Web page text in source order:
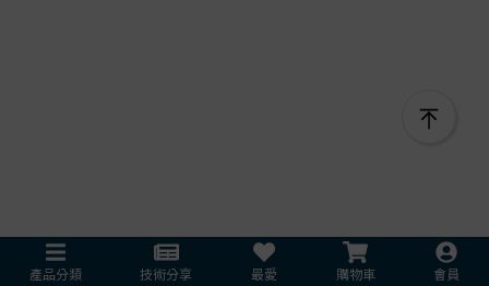
產品分類 技術分享 最愛 購物車 會員